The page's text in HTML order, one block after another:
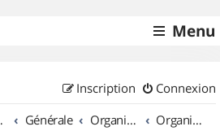
Menu
Connexion
Inscription
Générale Organisation de sorties & Recherche de partenaires Organisation de sorties en région Pays de la Loire